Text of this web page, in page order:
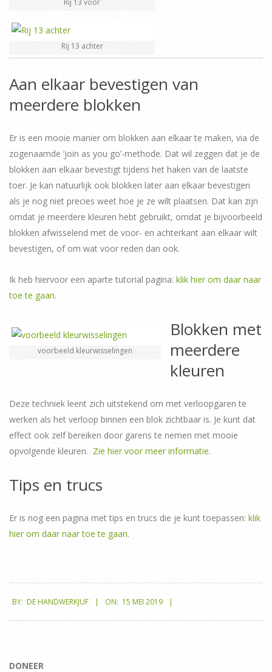
Rij 13 voor
Rij 13 achter
Aan elkaar bevestigen van
meerdere blokken
Er is een mooie manier om blokken aan elkaar te maken, via de
zogenaamde ‘join as you go’-methode. Dat wil zeggen dat je de
blokken aan elkaar bevestigt tijdens het haken van de laatste
toer. Je kan natuurlijk ook blokken later aan elkaar bevestigen
als je nog niet precies weet hoe je ze wilt plaatsen. Dat kan zijn
omdat je meerdere kleuren hebt gebruikt, omdat je bijvoorbeeld
blokken afwisselend met de voor- en achterkant aan elkaar wilt
bevestigen, of om wat voor reden dan ook.
Ik heb hiervoor een aparte tutorial pagina: klik hier om daar naar
toe te gaan.
voorbeeld kleurwisselingen
Blokken met
meerdere
kleuren
Deze techniek leent zich uitstekend om met verloopgaren te
werken als het verloop binnen een blok zichtbaar is. Je kunt dat
effect ook zelf bereiken door garens te nemen met mooie
opvolgende kleuren. Zie hier voor meer informatie.
Tips en trucs
Er is nog een pagina met tips en trucs die je kunt toepassen: klik
hier om daar naar toe te gaan.
05-
15
BY: DE HANDWERKJUF ON: 15 MEI 2019
DONEER